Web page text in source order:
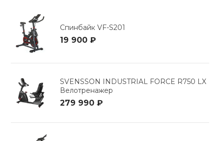
Спинбайк VF-S201
19 900 ₽
SVENSSON INDUSTRIAL FORCE R750 LX
Велотренажер
279 990 ₽